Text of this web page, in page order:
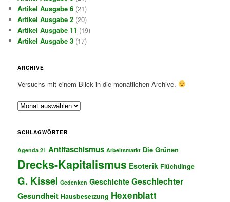
Artikel Ausgabe 6 (21)
Artikel Ausgabe 2 (20)
Artikel Ausgabe 11 (19)
Artikel Ausgabe 3 (17)
ARCHIVE
Versuchs mit einem Blick in die monatlichen Archive.
A
h
i
v
e
SCHLAGWÖRTER
Agenda 21 Antifaschismus Arbeitsmarkt Die Grünen
Drecks-Kapitalismus Esoterik Flüchtlinge
G. Kissel Gedenken GeschichteGeschlechter
Gesundheit Hausbesetzung Hexenblatt